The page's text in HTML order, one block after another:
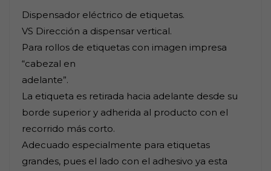
Dispensador eléctrico de etiquetas.
VS Dirección a dispensar vertical.
Para rollos de etiquetas con imagen impresa
“cabezal en
adelante”.
La etiqueta es retirada hacia adelante desde su
borde superior y adherida al producto con el
recorrido más corto.
Adecuado especialmente para etiquetas
grandes, pues el lado con el adhesivo ya esta